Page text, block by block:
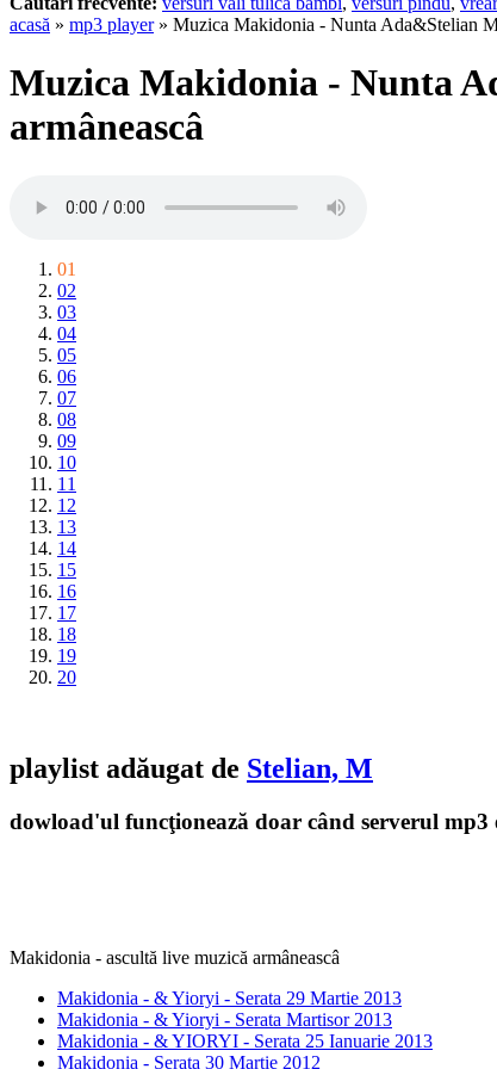
acasă » mp3 player» Muzica Makidonia - Nunta Ada&Stelian
Muzica Makidonia - Nunta
armâneascâ
01
02
03
04
05
06
07
08
09
10
11
12
13
14
15
16
17
18
19
20
playlist adăugat de Stelian, M
dowload'ul funcţionează doar când serverul mp3
Makidonia - ascultă live muzică armâneascâ
Makidonia - & Yioryi - Serata 29 Martie 2013
Makidonia - & Yioryi - Serata Martisor 2013
Makidonia - & YIORYI - Serata 25 Ianuarie 2013
Makidonia - Serata 30 Martie 2012